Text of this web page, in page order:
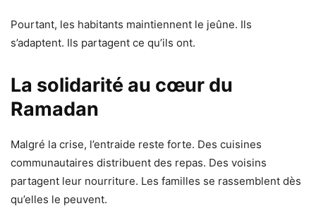
Pourtant, les habitants maintiennent le jeûne. Ils
s’adaptent. Ils partagent ce qu’ils ont.
La solidarité au cœur du
Ramadan
Malgré la crise, l’entraide reste forte. Des cuisines
communautaires distribuent des repas. Des voisins
partagent leur nourriture. Les familles se rassemblent dès
qu’elles le peuvent.